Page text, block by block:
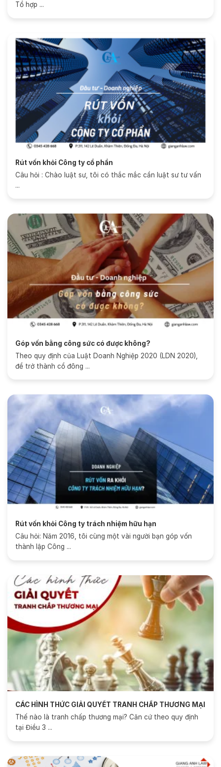
Tổ hợp ...
Rút vốn khỏi Công ty cổ phần
Câu hỏi : Chào luật sư, tôi có thắc mắc cần luật sư tư vấn
...
Góp vốn bằng công sức có được không?
Theo quy định của Luật Doanh Nghiệp 2020 (LDN 2020),
để trở thành cổ đông ...
Rút vốn khỏi Công ty trách nhiệm hữu hạn
Câu hỏi: Năm 2016, tôi cùng một vài người bạn góp vốn
thành lập Công ...
CÁC HÌNH THỨC GIẢI QUYẾT TRANH CHẤP THƯƠNG MẠI
HIỆN NAY
Thế nào là tranh chấp thương mại? Căn cứ theo quy định
tại Điều 3 ...